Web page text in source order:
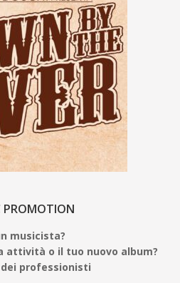
PROMOTION
musicista?
attività o il tuo nuovo album?
professionisti